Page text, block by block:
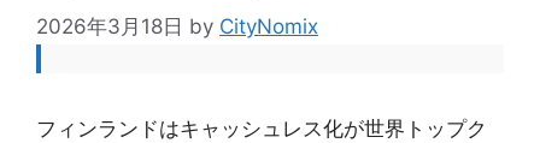
2026年3月18日 by CityNomix
フィンランドはキャッシュレス化が世界トップク